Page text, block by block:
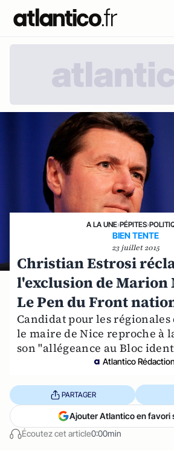
A LA UNE›PÉPITES›
BIEN TENTE
23 juillet 2015
Christian Estrosi
l'exclusion de Marion
Le Pen du Front
Candidat pour les régionales
le maire de Nice reproche à
son "allégeance au Bloc
Atlantico Rédaction
Écoutez cet article0:00min
PARTAGER
Ajouter Atlantico en favori